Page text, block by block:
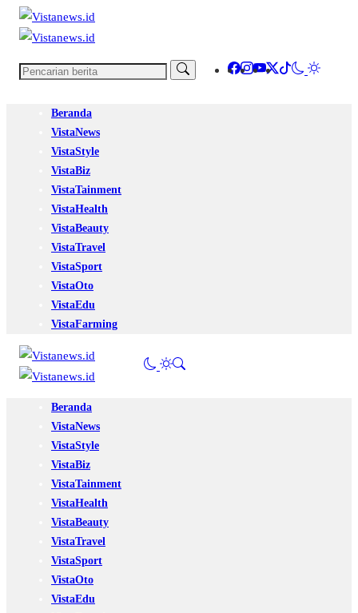
Beranda
VistaNews
VistaStyle
VistaBiz
VistaTainment
VistaHealth
VistaBeauty
VistaTravel
VistaSport
VistaOto
VistaEdu
VistaFarming
Beranda
VistaNews
VistaStyle
VistaBiz
VistaTainment
VistaHealth
VistaBeauty
VistaTravel
VistaSport
VistaOto
VistaEdu